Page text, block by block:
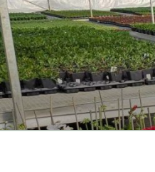
Aller
au
contenu
principal